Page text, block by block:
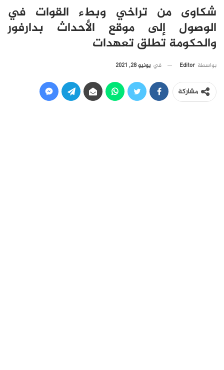
شكاوى من تراخي وبطء القوات في
الوصول إلى موقع الأحداث بدارفور
والحكومة تطلق تعهدات
بواسطة Editor في يونيو 28, 2021
مشاركة